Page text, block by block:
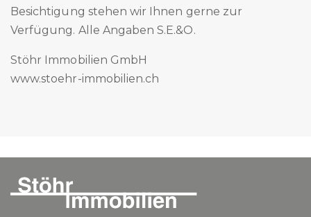
Besichtigung stehen wir Ihnen gerne zur
Verfügung. Alle Angaben S.E.&O.
Stöhr Immobilien GmbH
www.stoehr-immobilien.ch